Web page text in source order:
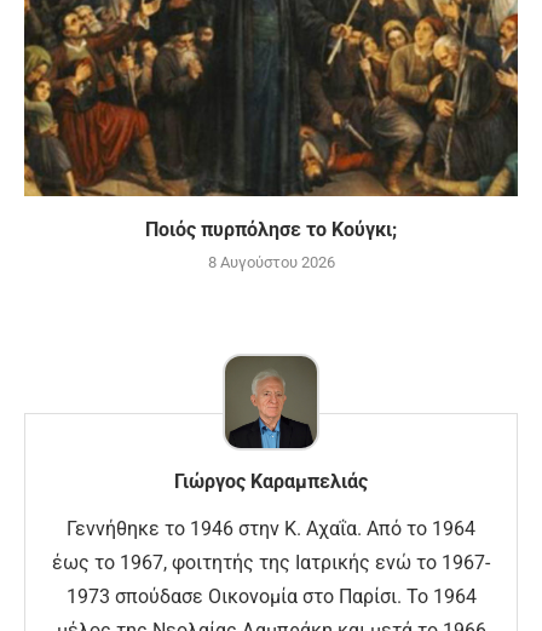
Ποιός πυρπόλησε το Κούγκι;
8 Αυγούστου 2026
Γιώργος Καραμπελιάς
Γεννήθηκε το 1946 στην Κ. Αχαΐα. Από το 1964
έως το 1967, φοιτητής της Ιατρικής ενώ το 1967-
1973 σπούδασε Οικονομία στο Παρίσι. Το 1964